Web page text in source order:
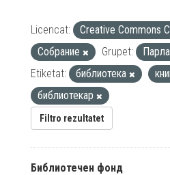
Licencat: Creative Commons
Собрание
Grupet:
Etiketat:
библиотека
библиотекар
Filtro rezultatet
Библиотечен фонд